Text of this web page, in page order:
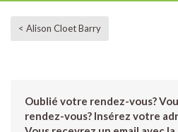
< Alison Cloet Barry
Oublié votre rendez-vous?
rendez-vous? Insérez votre